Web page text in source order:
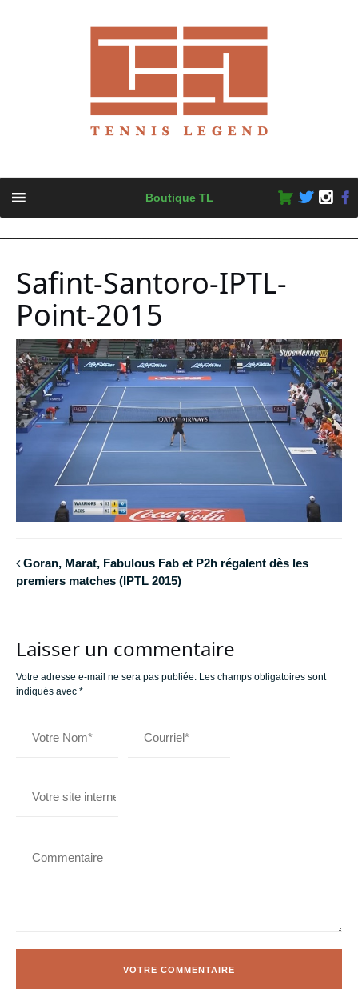
content
Boutique TL
Safint-Santoro-IPTL-
Point-2015
Goran, Marat, Fabulous Fab et P2h régalent dès les
premiers matches (IPTL 2015)
Laisser un commentaire
Votre adresse e-mail ne sera pas publiée. Les champs obligatoires sont
indiqués avec *